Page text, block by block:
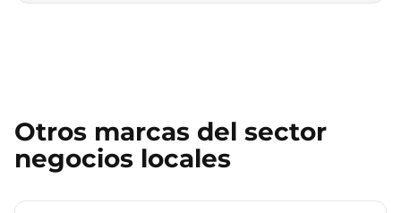
Otros marcas del sector
negocios locales